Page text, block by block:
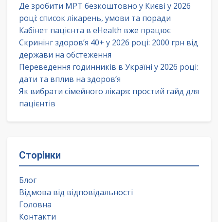
Де зробити МРТ безкоштовно у Києві у 2026
році: список лікарень, умови та поради
Кабінет пацієнта в eHealth вже працює
Скринінг здоров’я 40+ у 2026 році: 2000 грн від
держави на обстеження
Переведення годинників в Україні у 2026 році:
дати та вплив на здоров’я
Як вибрати сімейного лікаря: простий гайд для
пацієнтів
Сторінки
Блог
Відмова від відповідальності
Головна
Контакти